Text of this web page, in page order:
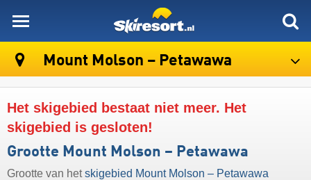
Mount Molson – Petawawa
Het skigebied bestaat niet meer. Het
skigebied is gesloten!
Grootte Mount Molson – Petawawa
Grootte van hetskigebied Mount Molson – Petawawa